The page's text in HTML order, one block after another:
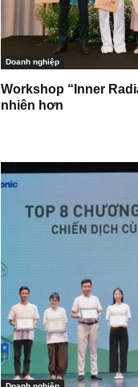
Doanh nghiệp
Workshop “Inner
nhiên hơn